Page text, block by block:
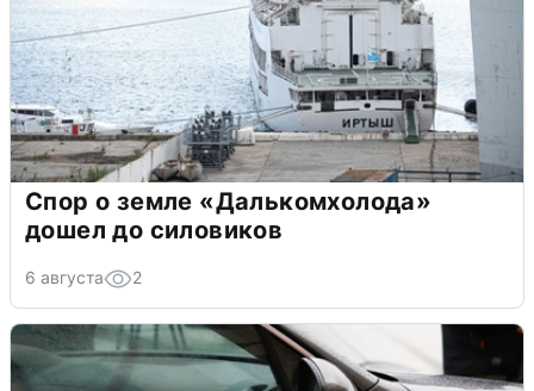
Спор о земле «Далькомхолода»
дошел до силовиков
6 августа 2